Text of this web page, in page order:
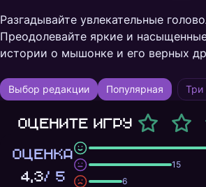
Разгадывайте увлекательные
Преодолевайте яркие и
истории о мышонке и его верных
Выбор редакции Популярная Три
Оцените игру
ОЦЕНКА
4,3/ 5
15
6